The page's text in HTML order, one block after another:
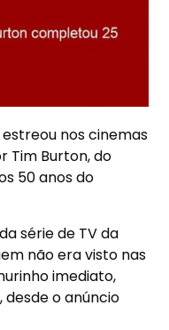
estreou nos cinemas
Tim Burton, do
50 anos do
série de TV da
não era visto nas
imediato,
desde o anúncio